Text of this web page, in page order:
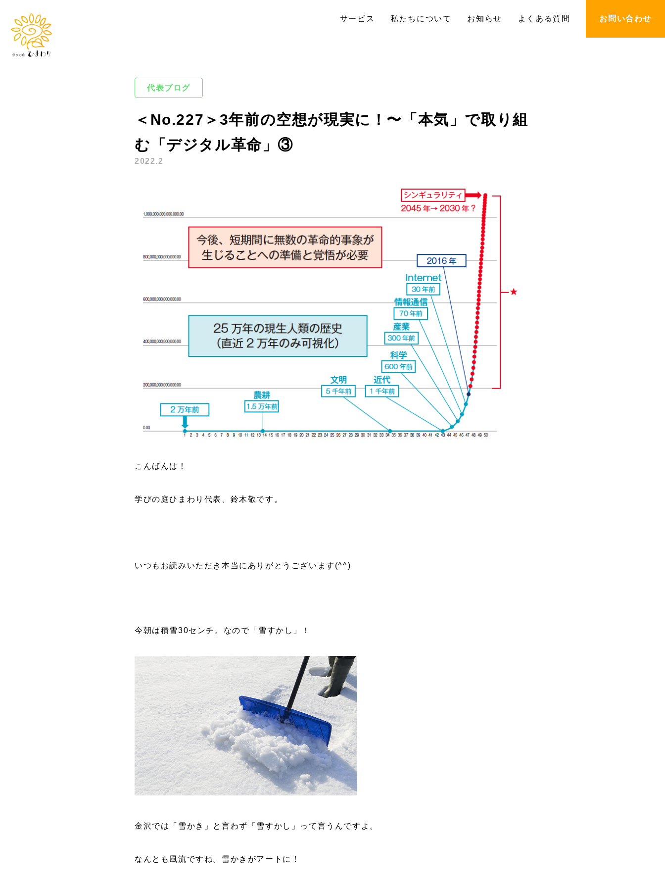
サービス 私たちについて お知らせ よくある質問 お問い合わせ
代表ブログ
＜No.227＞3年前の空想が現実に！〜「本気」で取り組
む「デジタル革命」③
2022.2
こんばんは！
学びの庭ひまわり代表、鈴木敬です。
いつもお読みいただき本当にありがとうございます(^^)
今朝は積雪30センチ。なので「雪すかし」！
金沢では「雪かき」と言わず「雪すかし」って言うんですよ。
なんとも風流ですね。雪かきがアートに！